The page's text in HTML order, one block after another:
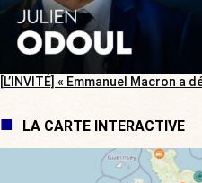
[L’INVITÉ] « Emmanuel Macron a
LA CARTE INTERACTIVE